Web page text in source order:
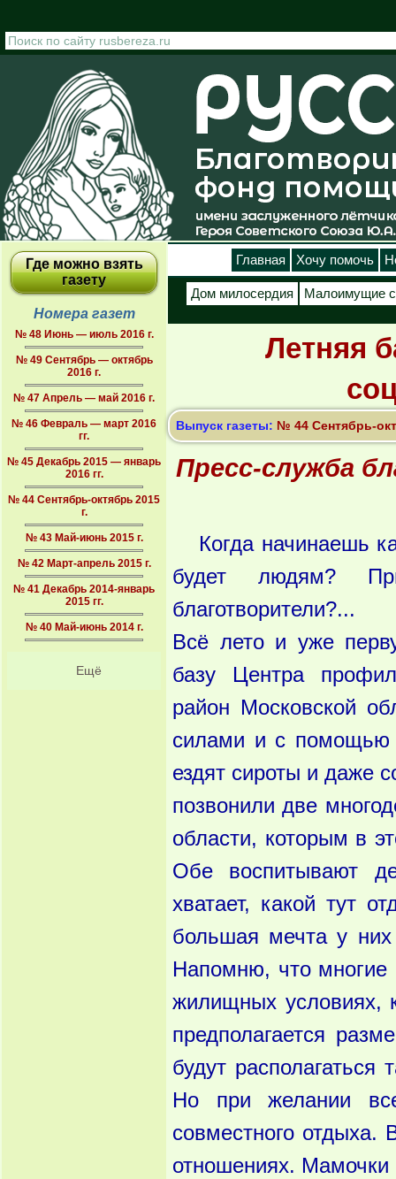
Где можно взять
газету
Номера газет
№ 48 Июнь — июль 2016 г.
№ 49 Сентябрь — октябрь
2016 г.
№ 47 Апрель — май 2016 г.
№ 46 Февраль — март 2016
гг.
№ 45 Декабрь 2015 — январь
2016 гг.
№ 44 Сентябрь-октябрь 2015
г.
№ 43 Май-июнь 2015 г.
№ 42 Март-апрель 2015 г.
№ 41 Декабрь 2014-январь
2015 гг.
№ 40 Май-июнь 2014 г.
Ещё
Главная Хочу помочь
Дом милосердия Малоимущие
Летняя
Выпуск газеты: № 44 Сентябрь-
Пресс-служба
Когда начинаешь
будет людям?
благотворители?...
Всё лето и уже
базу Центра
район Московской
силами и с помощью
ездят сироты и даже
позвонили две
области, которым в
Обе воспитывают
хватает, какой тут
большая мечта у
Напомню, что многие
жилищных условиях,
предполагается
будут
Но при желании
совместного
отношениях. Мамочки